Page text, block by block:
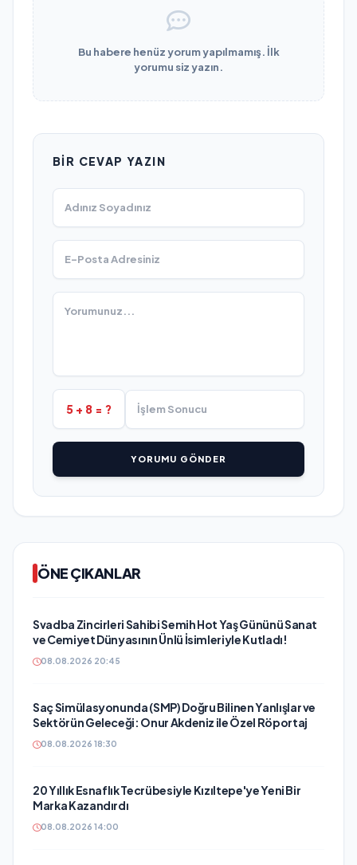
Bu habere henüz yorum yapılmamış. İlk
yorumu siz yazın.
BIR CEVAP YAZIN
5 + 8 = ?
YORUMU GÖNDER
ÖNE ÇIKANLAR
Svadba Zincirleri Sahibi Semih Hot Yaş Gününü Sanat
ve Cemiyet Dünyasının Ünlü İsimleriyle Kutladı!
08.08.2026 20:45
Saç Simülasyonunda (SMP) Doğru Bilinen Yanlışlar ve
Sektörün Geleceği: Onur Akdeniz ile Özel Röportaj
08.08.2026 18:30
20 Yıllık Esnaflık Tecrübesiyle Kızıltepe'ye Yeni Bir
Marka Kazandırdı
08.08.2026 14:00